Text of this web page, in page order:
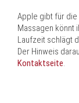
Apple gibt für die
Massagen könnt
Laufzeit schlägt
Der Hinweis
Kontaktseite.